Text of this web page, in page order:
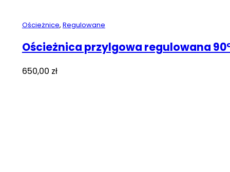
Ościeżnice, Regulowane
Ościeżnica przylgowa regulowana
650,00 zł